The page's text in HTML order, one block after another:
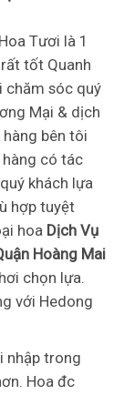
Tươi là 1
tốt Quanh
chăm sóc quý
Mại & dịch
hàng bên tôi
hàng có tác
khách lựa
hợp tuyệt
hoa Dịch Vụ
Hoàng Mai
chọn lựa.
với Hedong
nhập trong
Hoa đc